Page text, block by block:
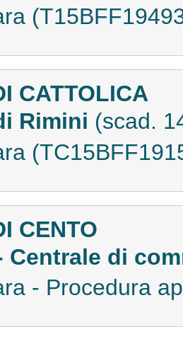
CATTOLICA
Rimini (scad.
CENTO
Centrale di
- Procedura